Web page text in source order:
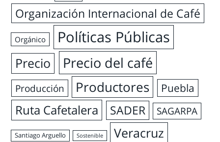
Organización Internacional de Café
Orgánico Políticas Públicas
Precio Precio del café
Producción Productores Puebla
Ruta Cafetalera SADER SAGARPA
Santiago Arguello Sostenible Veracruz